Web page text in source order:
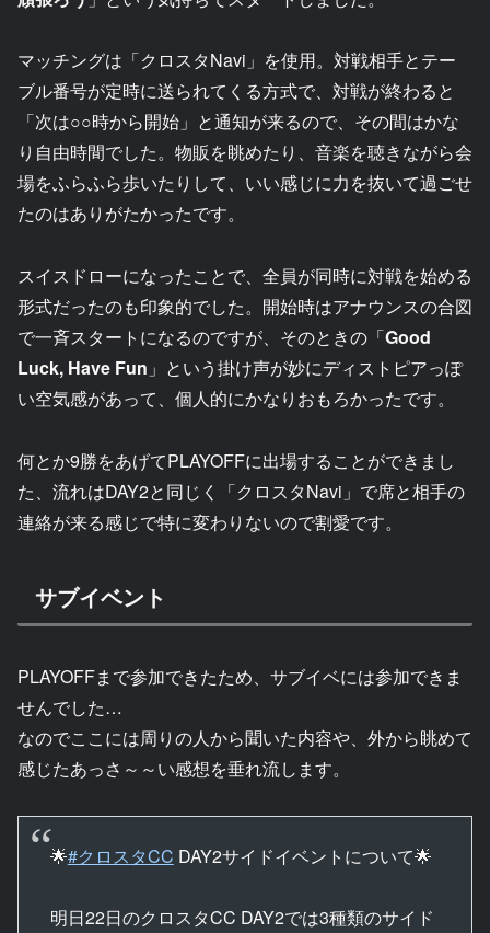
マッチングは「クロスタNavi」を使用。対戦相手とテー
ブル番号が定時に送られてくる方式で、対戦が終わると
「次は○○時から開始」と通知が来るので、その間はかな
り自由時間でした。物販を眺めたり、音楽を聴きながら会
場をふらふら歩いたりして、いい感じに力を抜いて過ごせ
たのはありがたかったです。
スイスドローになったことで、全員が同時に対戦を始める
形式だったのも印象的でした。開始時はアナウンスの合図
で一斉スタートになるのですが、そのときの「Good
Luck, Have Fun 」という掛け声が妙にディストピアっぽ
い空気感があって、個人的にかなりおもろかったです。
何とか9勝をあげてPLAYOFFに出場することができまし
た、流れはDAY2と同じく「クロスタNavi」で席と相手の
連絡が来る感じで特に変わりないので割愛です。
サブイベント
PLAYOFFまで参加できたため、サブイベには参加できま
せんでした…
なのでここには周りの人から聞いた内容や、外から眺めて
感じたあっさ～～い感想を垂れ流します。
🌟#クロスタCC DAY2サイドイベントについて🌟
明日22日のクロスタCC DAY2では3種類のサイド